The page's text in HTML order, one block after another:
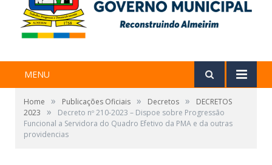
MENU
Home » Publicações Oficiais » Decretos »
DECRETOS
2023
»
Decreto nº 210-2023 – Dispoe sobre Progressão
Funcional a Servidora do Quadro Efetivo da PMA e da outras
providencias